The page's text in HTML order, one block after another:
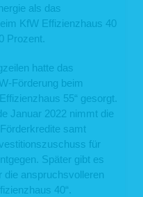
als das
KfW Effizienzhaus 40
Prozent.
hatte das
Förderung beim
55“ gesorgt.
Januar 2022 nimmt die
samt
für
Später gibt es
die anspruchsvolleren
40“.